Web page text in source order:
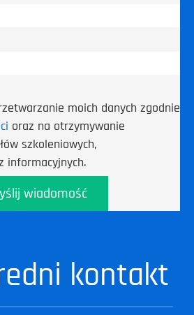
moich danych zgodnie
oraz na otrzymywanie
szkoleniowych,
informacyjnych.
wiadomość
kontakt